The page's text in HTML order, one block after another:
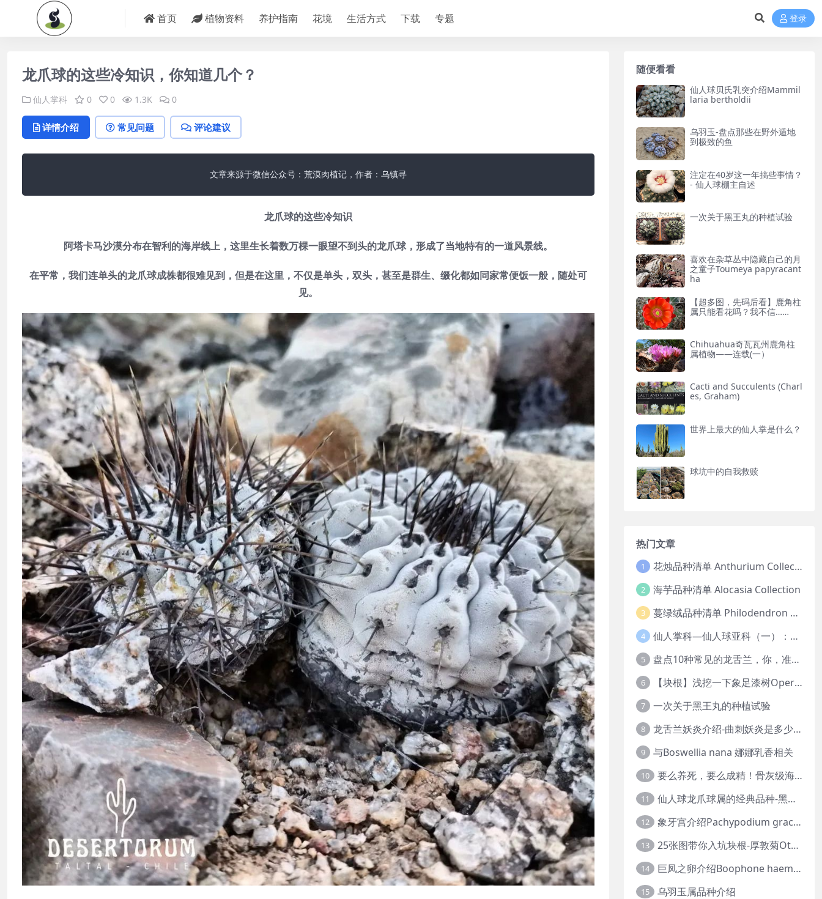
首页 植物资料 养护指南 花境 生活方式 下载 专题 登录
龙爪球的这些冷知识，你知道几个？
仙人掌科 0 0 1.3K 0
详情介绍 常见问题 评论建议
文章来源于微信公众号：荒漠肉植记，作者：乌镇寻
龙爪球的这些冷知识
阿塔卡马沙漠分布在智利的海岸线上，这里生长着数万棵一眼望不到头的龙爪球，形成了当地特有的一道风景线。
在平常，我们连单头的龙爪球成株都很难见到，但是在这里，不仅是单头，双头，甚至是群生、缀化都如同家常便饭一般，随处可
见。
随便看看
仙人球贝氏乳突介绍Mammil
laria bertholdii
乌羽玉-盘点那些在野外遁地
到极致的鱼
注定在40岁这一年搞些事情？
- 仙人球棚主自述
一次关于黑王丸的种植试验
喜欢在杂草丛中隐藏自己的月
之童子Toumeya papyracant
ha
【超多图，先码后看】鹿角柱
属只能看花吗？我不信……
Chihuahua奇瓦瓦州鹿角柱
属植物——连载(一）
Cacti and Succulents (Charl
es, Graham)
世界上最大的仙人掌是什么？
球坑中的自我救赎
热门文章
1 花烛品种清单 Anthurium Collection
2 海芋品种清单 Alocasia Collection
3 蔓绿绒品种清单 Philodendron Collection
4 仙人掌科—仙人球亚科（一）：岩牡丹
5 盘点10种常见的龙舌兰，你，准备好入坑了吗？
6 【块根】浅挖一下象足漆树Operculicarya pachypus
7 一次关于黑王丸的种植试验
8 龙舌兰妖炎介绍-曲刺妖炎是多少人的梦中情人？
9 与Boswellia nana 娜娜乳香相关
10 要么养死，要么成精！骨灰级海芋养护攻略
11 仙人球龙爪球属的经典品种-黑王丸系列的产地介绍
12 象牙宫介绍Pachypodium gracilius
13 25张图带你入坑块根-厚敦菊Othonna
14 巨凤之卵介绍Boophone haemanthoides
15 乌羽玉属品种介绍